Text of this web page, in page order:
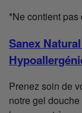
*Ne contient
Sanex
Prenez soin de
notre gel